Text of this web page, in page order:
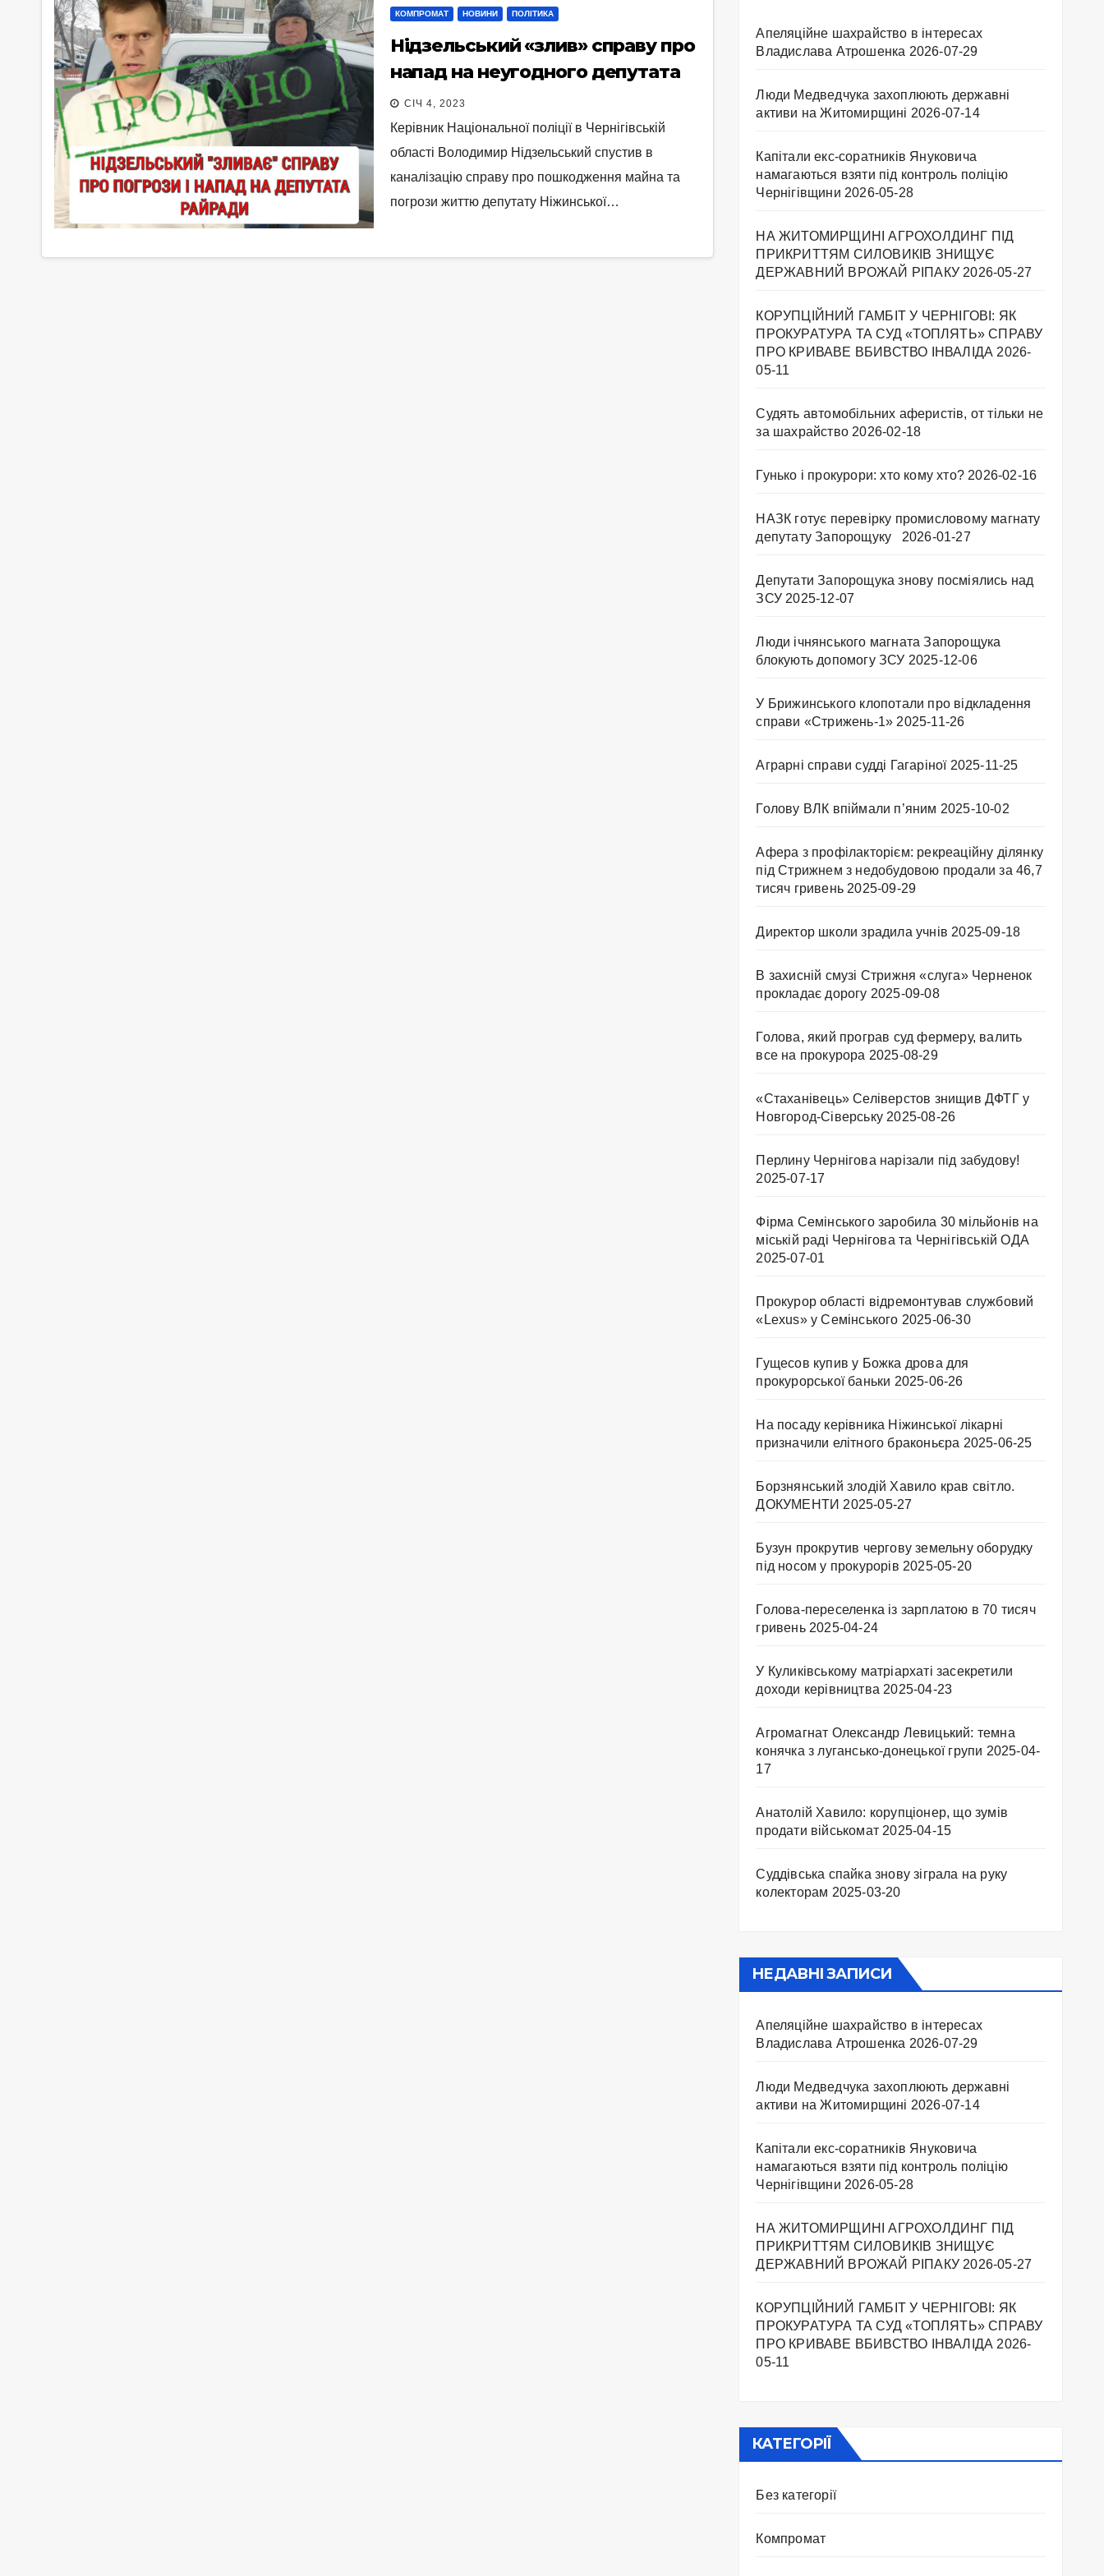
КОМПРОМАТ НОВИНИ ПОЛІТИКА
Нідзельський «злив» справу про
напад на неугодного депутата
СІЧ 4, 2023
Керівник Національної поліції в Чернігівській
області Володимир Нідзельський спустив в
каналізацію справу про пошкодження майна та
погрози життю депутату Ніжинської…
Апеляційне шахрайство в інтересах
Владислава Атрошенка 2026-07-29
Люди Медведчука захоплюють державні
активи на Житомирщині 2026-07-14
Капітали екс-соратників Януковича
намагаються взяти під контроль поліцію
Чернігівщини 2026-05-28
НА ЖИТОМИРЩИНІ АГРОХОЛДИНГ ПІД
ПРИКРИТТЯМ СИЛОВИКІВ ЗНИЩУЄ
ДЕРЖАВНИЙ ВРОЖАЙ РІПАКУ ​ 2026-05-27
КОРУПЦІЙНИЙ ГАМБІТ У ЧЕРНІГОВІ: ЯК
ПРОКУРАТУРА ТА СУД «ТОПЛЯТЬ» СПРАВУ
ПРО КРИВАВЕ ВБИВСТВО ІНВАЛІДА 2026-
05-11
Судять автомобільних аферистів, от тільки не
за шахрайство 2026-02-18
Гунько і прокурори: хто кому хто? 2026-02-16
НАЗК готує перевірку промисловому магнату
депутату Запорощуку
2026-01-27
Депутати Запорощука знову посміялись над
ЗСУ 2025-12-07
Люди ічнянського магната Запорощука
блокують допомогу ЗСУ 2025-12-06
У Брижинського клопотали про відкладення
справи «Стрижень-1» 2025-11-26
Аграрні справи судді Гагаріної 2025-11-25
Голову ВЛК впіймали п’яним 2025-10-02
Афера з профілакторієм: рекреаційну ділянку
під Стрижнем з недобудовою продали за 46,7
тисяч гривень 2025-09-29
Директор школи зрадила учнів 2025-09-18
В захисній смузі Стрижня «слуга» Черненок
прокладає дорогу 2025-09-08
Голова, який програв суд фермеру, валить
все на прокурора 2025-08-29
«Стаханівець» Селіверстов знищив ДФТГ у
Новгород-Сіверську 2025-08-26
Перлину Чернігова нарізали під забудову!
2025-07-17
Фірма Семінського заробила 30 мільйонів на
міській раді Чернігова та Чернігівській ОДА
2025-07-01
Прокурор області відремонтував службовий
«Lexus» у Семінського 2025-06-30
Гущесов купив у Божка дрова для
прокурорської баньки 2025-06-26
На посаду керівника Ніжинської лікарні
призначили елітного браконьєра 2025-06-25
Борзнянський злодій Хавило крав світло.
ДОКУМЕНТИ 2025-05-27
Бузун прокрутив чергову земельну оборудку
під носом у прокурорів 2025-05-20
Голова-переселенка із зарплатою в 70 тисяч
гривень 2025-04-24
У Куликівському матріархаті засекретили
доходи керівництва 2025-04-23
Агромагнат Олександр Левицький: темна
конячка з лугансько-донецької групи 2025-04-
17
Анатолій Хавило: корупціонер, що зумів
продати військомат 2025-04-15
Суддівська спайка знову зіграла на руку
колекторам 2025-03-20
НЕДАВНІ ЗАПИСИ
Апеляційне шахрайство в інтересах
Владислава Атрошенка 2026-07-29
Люди Медведчука захоплюють державні
активи на Житомирщині 2026-07-14
Капітали екс-соратників Януковича
намагаються взяти під контроль поліцію
Чернігівщини 2026-05-28
НА ЖИТОМИРЩИНІ АГРОХОЛДИНГ ПІД
ПРИКРИТТЯМ СИЛОВИКІВ ЗНИЩУЄ
ДЕРЖАВНИЙ ВРОЖАЙ РІПАКУ ​ 2026-05-27
КОРУПЦІЙНИЙ ГАМБІТ У ЧЕРНІГОВІ: ЯК
ПРОКУРАТУРА ТА СУД «ТОПЛЯТЬ» СПРАВУ
ПРО КРИВАВЕ ВБИВСТВО ІНВАЛІДА 2026-
05-11
КАТЕГОРІЇ
Без категорії
Компромат